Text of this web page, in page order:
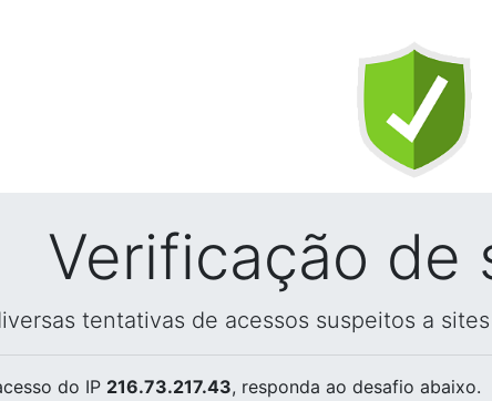
Verificação de
tentativas de acessos suspeitos a
do IP 216.73.217.43, responda ao desafio abaixo.